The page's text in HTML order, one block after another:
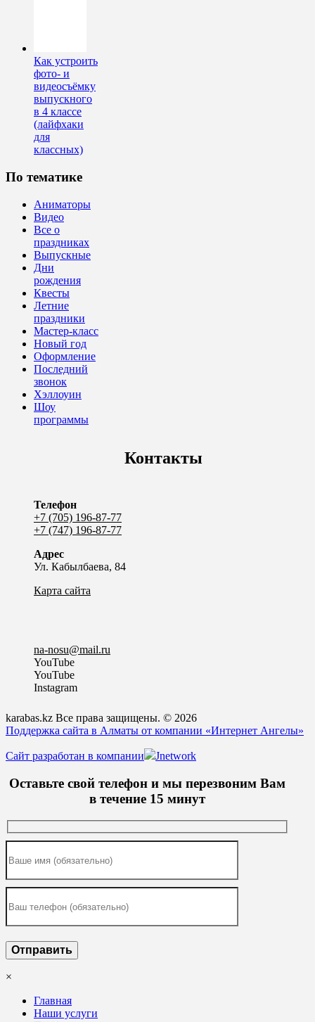
Как устроить
фото- и
видеосъёмку
выпускного
в 4 классе
(лайфхаки
для
классных)
По тематике
Аниматоры
Видео
Все о
праздниках
Выпускные
Дни
рождения
Квесты
Летние
праздники
Мастер-класс
Новый год
Оформление
Последний
звонок
Хэллоуин
Шоу
программы
Контакты
Телефон
+7 (705) 196-87-77
+7 (747) 196-87-77
Адрес
Ул. Кабылбаева, 84
Карта сайта
na-nosu@mail.ru
YouTube
YouTube
Instagram
karabas.kz Все права защищены. © 2026
Поддержка сайта в Алматы от компании «Интернет Ангелы»
Сайт разработан в компании Jnetwork
Оставьте свой телефон и мы перезвоним Вам
в течение 15 минут
×
Главная
Наши услуги